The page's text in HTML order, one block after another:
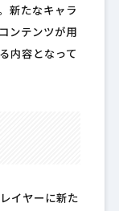
新たなキャラ
ンテンツが用
内容となって
イヤーに新た